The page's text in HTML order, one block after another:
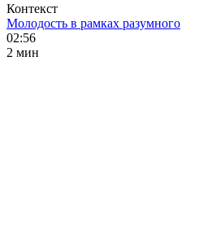
Контекст
Молодость в рамках разумного
02:56
2 мин